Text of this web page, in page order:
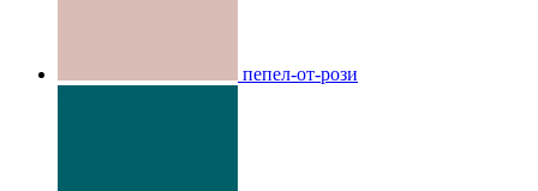
пепел-от-рози